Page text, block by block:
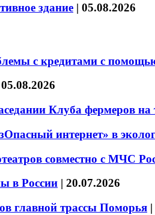
здание | 05.08.2026
с кредитами с
05.08.2026
Клуба фермеров
интернет» в
совместно с МЧС
в России | 20.07.2026
главной трассы Поморья |